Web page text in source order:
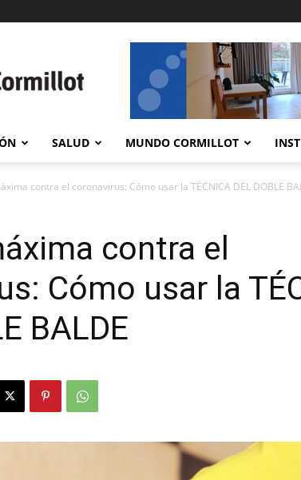
SALUD MUNDO CORMILLOT
contra el coronavirus: Cómo usar la TÉCNICA DEL DOBLE
contra el
Cómo usar la
BALDE